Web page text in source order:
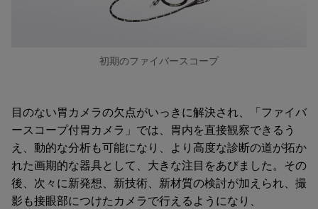
初期のファイバースコープ
目のない胃カメラの欠点がいっきに解決され、「ファイバ
ースコープ付胃カメラ」では、胃内を直接観察できるう
え、動的な分析も可能になり、より高度な診断の道が拓か
れた画期的な器具として、大きな注目をあびました。その
後、次々に新発想、新技術、新材質の検討が加えられ、撮
影も接眼部につけたカメラで行えるようになり、